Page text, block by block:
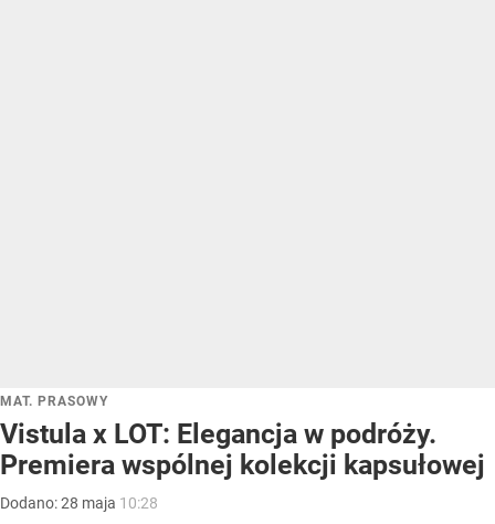
MAT. PRASOWY
Vistula x LOT: Elegancja w podróży.
Premiera wspólnej kolekcji kapsułowej
Dodano:28 maja 10:28